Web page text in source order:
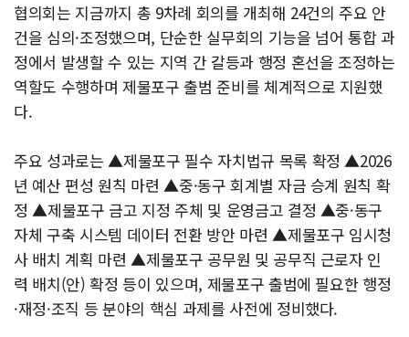
협의회는 지금까지 총 9차례 회의를 개최해 24건의 주요 안
건을 심의·조정했으며, 단순한 실무회의 기능을 넘어 통합 과
정에서 발생할 수 있는 지역 간 갈등과 행정 혼선을 조정하는
역할도 수행하며 제물포구 출범 준비를 체계적으로 지원했
다.
주요 성과로는 ▲제물포구 필수 자치법규 목록 확정 ▲2026
년 예산 편성 원칙 마련 ▲중·동구 회계별 자금 승계 원칙 확
정 ▲제물포구 금고 지정 주체 및 운영금고 결정 ▲중·동구
자체 구축 시스템 데이터 전환 방안 마련 ▲제물포구 임시청
사 배치 계획 마련 ▲제물포구 공무원 및 공무직 근로자 인
력 배치(안) 확정 등이 있으며, 제물포구 출범에 필요한 행정
·재정·조직 등 분야의 핵심 과제를 사전에 정비했다.